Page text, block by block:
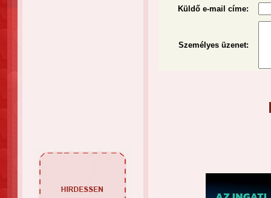
Küldő e-mail címe:
Személyes üzenet: